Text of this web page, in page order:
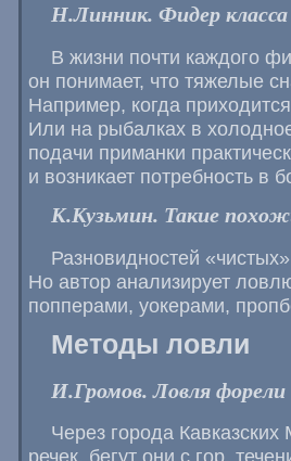
Н.Линник. Фидер
В жизни почти каждого
он понимает, что тяжелые
Например, когда
Или на рыбалках в
подачи приманки
и возникает потребность в
К.Кузьмин. Такие
Разновидностей
Но автор анализирует
попперами, уокерами,
Методы ловли
И.Громов. Ловля форели
Через города